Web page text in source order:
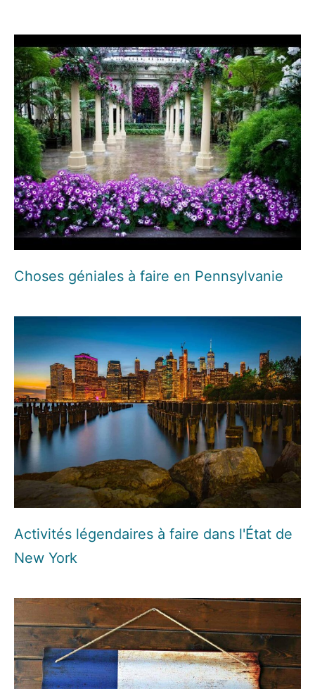
Choses géniales à faire en Pennsylvanie
Activités légendaires à faire dans l'État de
New York